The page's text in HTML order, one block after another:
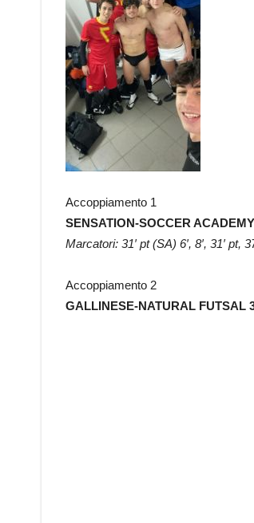
Accoppiamento 1
SENSATION-SOCCER
Marcatori: 31′ pt (SA) 6′, 8′, 31′ pt,
Accoppiamento 2
GALLINESE-NATURAL FUTSAL